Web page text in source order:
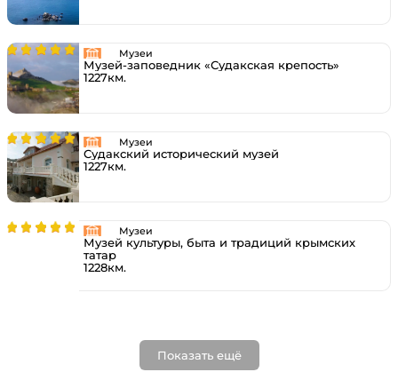
Музеи
Музей-заповедник «Судакская крепость»
1227км.
Музеи
Судакский исторический музей
1227км.
Музеи
Музей культуры, быта и традиций крымских
татар
1228км.
Показать ещё